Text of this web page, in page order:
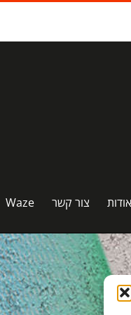
אודות צור קשר Waze